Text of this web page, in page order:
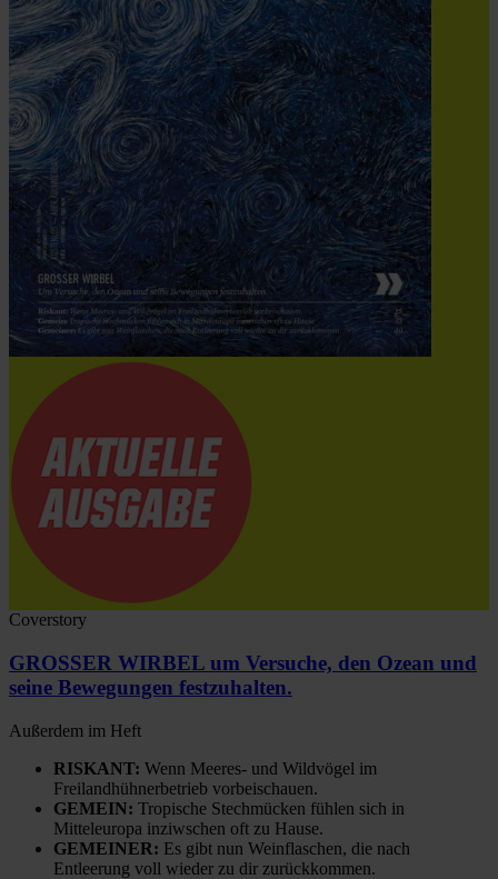
Coverstory
GROSSER WIRBEL um Versuche, den Ozean und
seine Bewegungen festzuhalten.
Außerdem im Heft
RISKANT: Wenn Meeres- und Wildvögel im
Freilandhühnerbetrieb vorbeischauen.
GEMEIN: Tropische Stechmücken fühlen sich in
Mitteleuropa inziwschen oft zu Hause.
GEMEINER: Es gibt nun Weinflaschen, die nach
Entleerung voll wieder zu dir zurückkommen.